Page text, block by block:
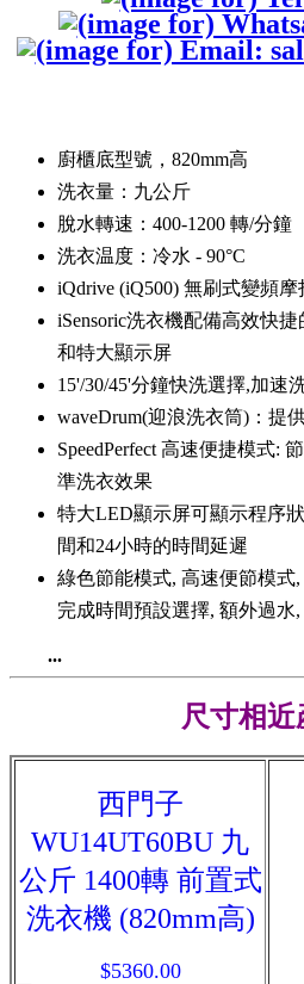
廚櫃底型號，820mm高
洗衣量：九公斤
脫水轉速：400-1200 轉/分鐘
洗衣温度：冷水 - 90°C
iQdrive (iQ500) 無刷式變頻
iSensoric洗衣機配備高效快
和特大顯示屏
15'/30/45'分鐘快洗選擇,加速
waveDrum(迎浪洗衣筒)：提
SpeedPerfect 高速便捷模式:
準洗衣效果
特大LED顯示屏可顯示程序
間和24小時的時間延遲
綠色節能模式, 高速便節模式
完成時間預設選擇, 額外過水
...
尺寸相近
西門子
WU14UT60BU 九
公斤 1400轉 前置式
洗衣機 (820mm高)
$5360.00